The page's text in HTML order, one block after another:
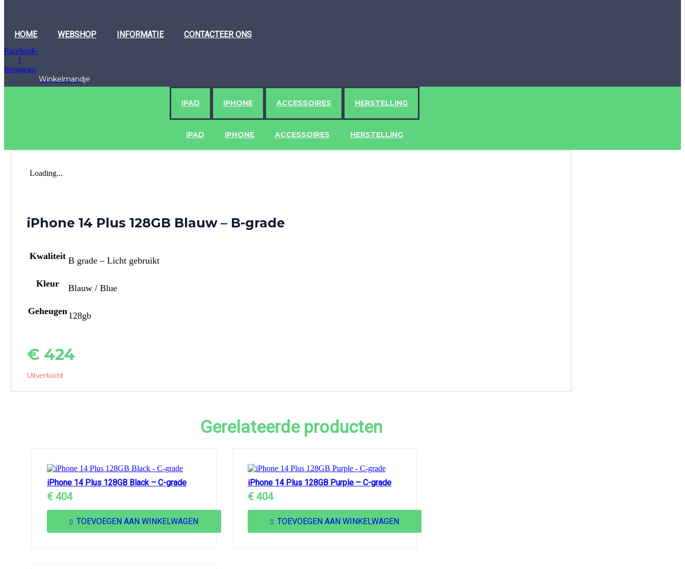
HOME WEBSHOP INFORMATIE CONTACTEER ONS
Facebook-
f
Instagram
Winkelmandje
IPAD IPHONE ACCESSOIRES HERSTELLING
IPAD IPHONE ACCESSOIRES HERSTELLING
Loading...
iPhone 14 Plus 128GB Blauw – B-grade
Kwaliteit B grade – Licht gebruikt
Kleur Blauw / Blue
Geheugen128gb
€ 424
Uitverkocht
Gerelateerde producten
iPhone 14 Plus 128GB Black – C-grade
€ 404
TOEVOEGEN AAN WINKELWAGEN
iPhone 14 Plus 128GB Purple – C-grade
€404
TOEVOEGEN AAN WINKELWAGEN